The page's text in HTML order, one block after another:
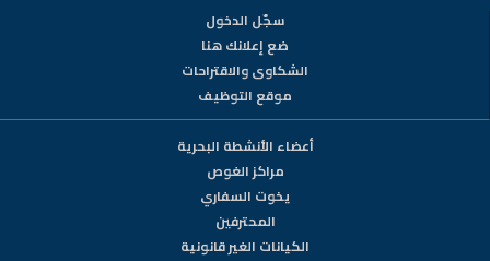
سجّل الدخول
ضع إعلانك هنا
الشكاوى والاقتراحات
موقع التوظيف
أعضاء الأنشطة البحرية
مراكز الغوص
يخوت السفاري
المحترفين
الكيانات الغير قانونية